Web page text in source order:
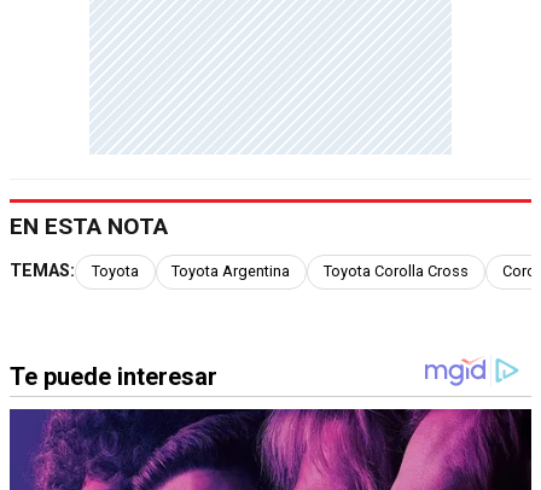
EN ESTA NOTA
TEMAS: Toyota Toyota Argentina Toyota Corolla Cross